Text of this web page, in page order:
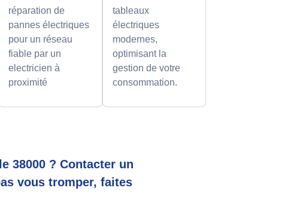
réparation de
pannes électriques
pour un réseau
fiable par un
electricien à
proximité
tableaux
électriques
modernes,
optimisant la
gestion de votre
consommation.
38000 ? Contacter un
vous tromper, faites